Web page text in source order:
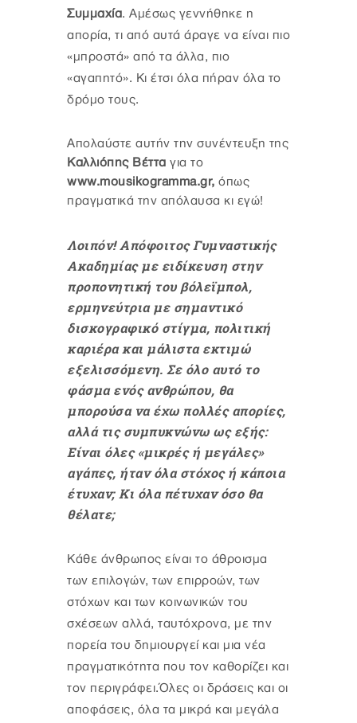
Συμμαχία. Αμέσως γεννήθηκε η
απορία, τι από αυτά άραγε να είναι πιο
«μπροστά» από τα άλλα, πιο
«αγαπητό». Κι έτσι όλα πήραν όλα το
δρόμο τους.
Απολαύστε αυτήν την συνέντευξη της
Καλλιόπης Βέττα για το
www.mousikogramma.gr, όπως
πραγματικά την απόλαυσα κι εγώ!
Λοιπόν! Απόφοιτος Γυμναστικής
Ακαδημίας με ειδίκευση στην
προπονητική του βόλεϊμπολ,
ερμηνεύτρια με σημαντικό
δισκογραφικό στίγμα, πολιτική
καριέρα και μάλιστα εκτιμώ
εξελισσόμενη. Σε όλο αυτό το
φάσμα ενός ανθρώπου, θα
μπορούσα να έχω πολλές απορίες,
αλλά τις συμπυκνώνω ως εξής:
Είναι όλες «μικρές ή μεγάλες»
αγάπες, ήταν όλα στόχος ή κάποια
έτυχαν; Κι όλα πέτυχαν όσο θα
θέλατε;
Κάθε άνθρωπος είναι το άθροισμα
των επιλογών, των επιρροών, των
στόχων και των κοινωνικών του
σχέσεων αλλά, ταυτόχρονα, με την
πορεία του δημιουργεί και μια νέα
πραγματικότητα που τον καθορίζει και
τον περιγράφει.Όλες οι δράσεις και οι
αποφάσεις, όλα τα μικρά και μεγάλα